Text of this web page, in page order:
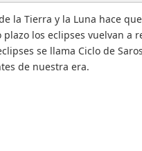
la Tierra y la Luna hace
los eclipses vuelvan a
se llama Ciclo de
de nuestra era.